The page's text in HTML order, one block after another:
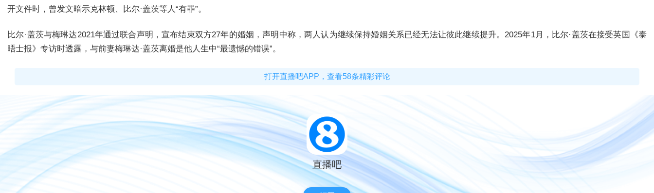
开文件时，曾发文暗示克林顿、比尔·盖茨等人“有罪”。
比尔·盖茨与梅琳达2021年通过联合声明，宣布结束双方27年的婚姻，声明中称，两人认为继续保持婚姻关系已经无法让彼此继续提升。2025年1月，比尔·盖茨在接受英国《泰
晤士报》专访时透露，与前妻梅琳达·盖茨离婚是他人生中“最遗憾的错误”。
打开直播吧APP，查看58条精彩评论
直播吧